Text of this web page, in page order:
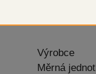
Výrobce
Měrná